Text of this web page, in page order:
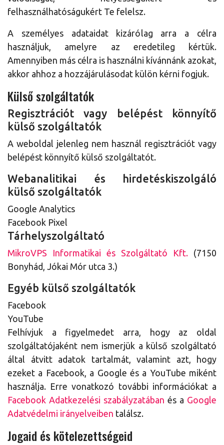
felhasználhatóságukért Te felelsz.
A személyes adataidat kizárólag arra a célra
használjuk, amelyre az eredetileg kértük.
Amennyiben más célra is használni kívánnánk azokat,
akkor ahhoz a hozzájárulásodat külön kérni fogjuk.
Külső szolgáltatók
Regisztrációt vagy belépést könnyítő
külső szolgáltatók
A weboldal jelenleg nem használ regisztrációt vagy
belépést könnyítő külső szolgáltatót.
Webanalitikai és hirdetéskiszolgáló
külső szolgáltatók
Google Analytics
Facebook Pixel
Tárhelyszolgáltató
MikroVPS Informatikai és Szolgáltató Kft. (7150
Bonyhád, Jókai Mór utca 3.)
Egyéb külső szolgáltatók
Facebook
YouTube
Felhívjuk a figyelmedet arra, hogy az oldal
szolgáltatójaként nem ismerjük a külső szolgáltató
által átvitt adatok tartalmát, valamint azt, hogy
ezeket a Facebook, a Google és a YouTube miként
használja. Erre vonatkozó további információkat a
Facebook Adatkezelési szabályzatában és a Google
Adatvédelmi irányelveiben találsz.
Jogaid és kötelezettségeid